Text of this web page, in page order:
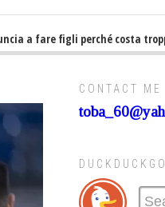
figli perché costa troppo 1
CONTACT ME